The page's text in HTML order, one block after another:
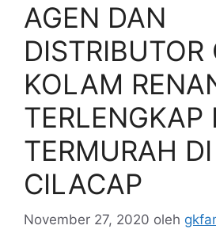
AGEN DAN
DISTRIBUTOR
KOLAM
TERLENGKAP
TERMURAH
CILACAP
November 27, 2020 oleh